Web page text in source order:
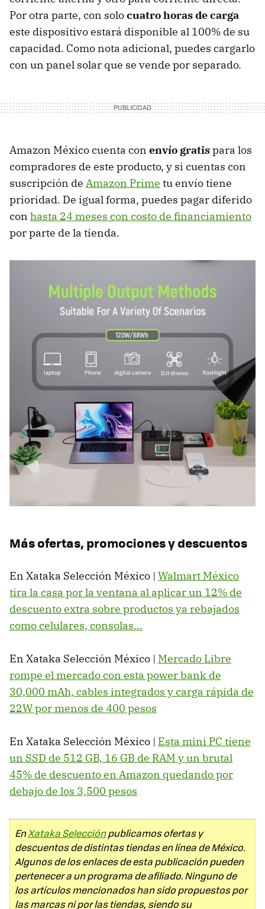
Por otra parte, con solocuatro horas de carga
este dispositivo estará disponible al 100% de su
capacidad. Como nota adicional, puedes cargarlo
con un panel solar que se vende por separado.
Amazon México cuenta con envío gratispara los
compradores de este producto, y si cuentas con
suscripción de Amazon Prime tu envío tiene
prioridad. De igual forma, puedes pagar diferido
con hasta 24 meses con costo de financiamiento
por parte de la tienda.
Más ofertas, promociones y descuentos
En Xataka Selección México | Walmart México
tira la casa por la ventana al aplicar un 12% de
descuento extra sobre productos ya rebajados
como celulares, consolas...
En Xataka Selección México | Mercado Libre
rompe el mercado con esta power bank de
30,000 mAh, cables integrados y carga rápida de
22W por menos de 400 pesos
En Xataka Selección México | Esta mini PC tiene
un SSD de 512 GB, 16 GB de RAM y un brutal
45% de descuento en Amazon quedando por
debajo de los 3,500 pesos
EnXataka Selecciónpublicamos ofertas y
descuentos de distintas tiendas en línea de México.
Algunos de los enlaces de esta publicación pueden
pertenecer a un programa de afiliado. Ninguno de
los artículos mencionados han sido propuestos por
las marcas ni por las tiendas, siendo su